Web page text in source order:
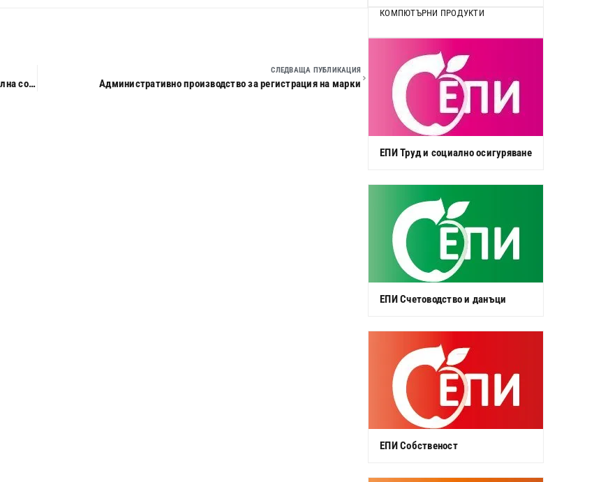
Закрила на компютърните програми като обект на интелектуална собственост
СЛЕДВАЩА ПУБЛИКАЦИЯ
Административно производство за регистрация на марки
КОМПЮТЪРНИ ПРОДУКТИ
ЕПИ Труд и социално осигуряване
ЕПИ Счетоводство и данъци
ЕПИ Собственост